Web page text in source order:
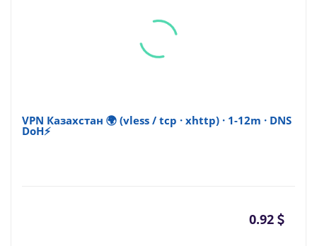
VPN Казахстан 🌍 (vless / tcp · xhttp) · 1-12m · DNS
DoH⚡
0.92